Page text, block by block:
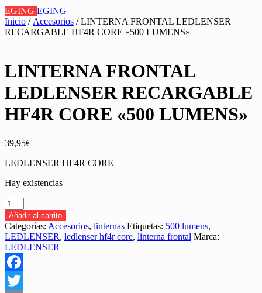
EGING EGING
Inicio / Accesorios / LINTERNA FRONTAL LEDLENSER
RECARGABLE HF4R CORE «500 LUMENS»
LINTERNA FRONTAL
LEDLENSER RECARGABLE
HF4R CORE «500 LUMENS»
39,95€
LEDLENSER HF4R CORE
Hay existencias
LINTERNA
FRONTAL
LEDLENSER
RECARGABLE
HF4R
CORE
"500
LUMENS"
cantidad
Añadir al carrito
Categorías: Accesorios, linternas Etiquetas: 500 lumens,
LEDLENSER, ledlenser hf4r core, linterna frontal Marca:
LEDLENSER
Facebook